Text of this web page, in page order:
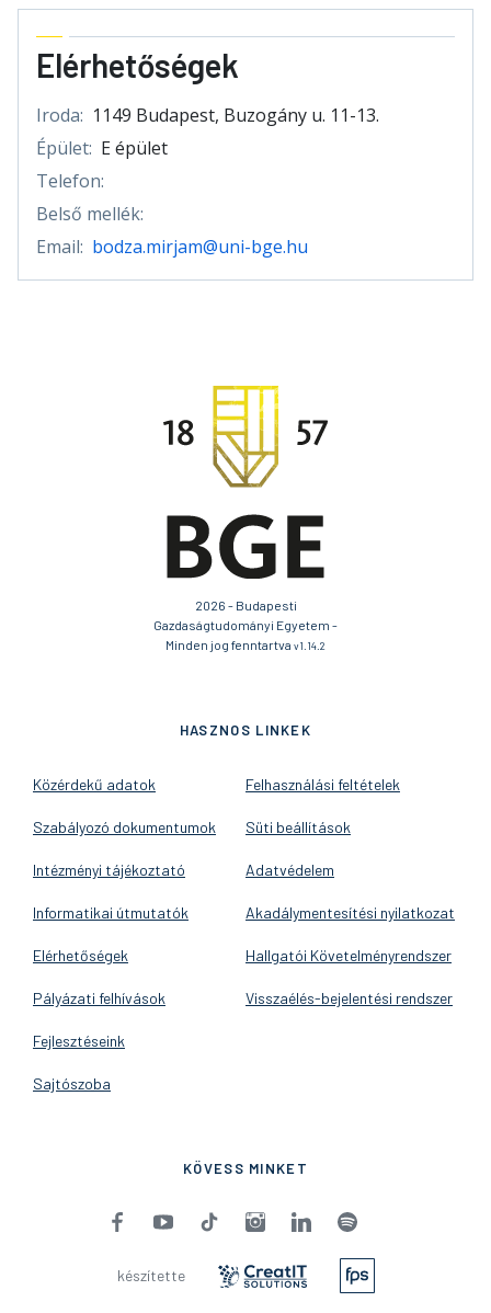
Elérhetőségek
Iroda: 1149 Budapest, Buzogány u. 11-13.
Épület: E épület
Telefon:
Belső mellék:
Email: bodza.mirjam@uni-bge.hu
2026 - Budapesti
Gazdaságtudományi Egyetem -
Minden jog fenntartva v1.14.2
HASZNOS LINKEK
Közérdekű adatok
Szabályozó dokumentumok
Intézményi tájékoztató
Informatikai útmutatók
Elérhetőségek
Pályázati felhívások
Fejlesztéseink
Sajtószoba
Felhasználási feltételek
Süti beállítások
Adatvédelem
Akadálymentesítési nyilatkozat
Hallgatói Követelményrendszer
Visszaélés-bejelentési rendszer
KÖVESS MINKET
készítette